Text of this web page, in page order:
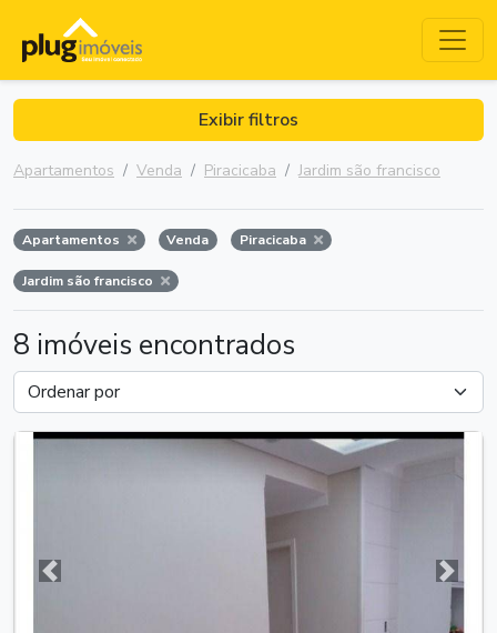
Exibir filtros
Apartamentos Venda Piracicaba Jardim são francisco
Apartamentos Venda Piracicaba
Jardim são francisco
8 imóveis encontrados
Anterior